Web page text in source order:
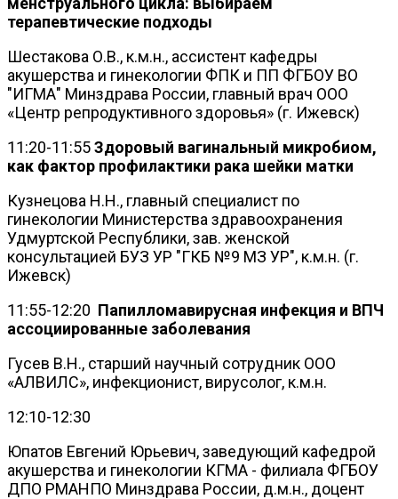
терапевтические подходы
Шестакова О.В., к.м.н., ассистент кафедры
акушерства и гинекологии ФПК и ПП ФГБОУ ВО
"ИГМА" Минздрава России, главный врач ООО
«Центр репродуктивного здоровья» (г. Ижевск)
11:20-11:55Здоровый вагинальный микробиом,
как фактор профилактики рака шейки матки
Кузнецова Н.Н., главный специалист по
гинекологии Министерства здравоохранения
Удмуртской Республики, зав. женской
консультацией БУЗ УР "ГКБ №9 МЗ УР", к.м.н. (г.
Ижевск)
11:55-12:20 Папилломавирусная инфекция и ВПЧ
ассоциированные заболевания
Гусев В.Н., старший научный сотрудник ООО
«АЛВИЛС», инфекционист, вирусолог, к.м.н.
12:10-12:30
Юпатов Евгений Юрьевич, заведующий кафедрой
акушерства и гинекологии КГМА - филиала ФГБОУ
ДПО РМАНПО Минздрава России, д.м.н., доцент